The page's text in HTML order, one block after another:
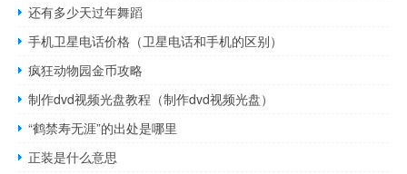
还有多少天过年舞蹈
手机卫星电话价格（卫星电话和手机的区别）
疯狂动物园金币攻略
制作dvd视频光盘教程（制作dvd视频光盘）
“鹤禁寿无涯”的出处是哪里
正装是什么意思